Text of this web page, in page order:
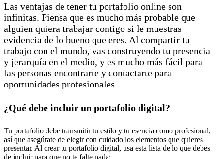
Las ventajas de tener tu portafolio online son
infinitas. Piensa que es mucho más probable que
alguien quiera trabajar contigo si le muestras
evidencia de lo bueno que eres. Al compartir tu
trabajo con el mundo, vas construyendo tu presencia
y jerarquía en el medio, y es mucho más fácil para
las personas encontrarte y contactarte para
oportunidades profesionales.
¿Qué debe incluir un portafolio digital?
Tu portafolio debe transmitir tu estilo y tu esencia como profesional,
así que asegúrate de elegir con cuidado los elementos que quieres
presentar. Al crear tu portafolio digital, usa esta lista de lo que debes
de incluir para que no te falte nada: